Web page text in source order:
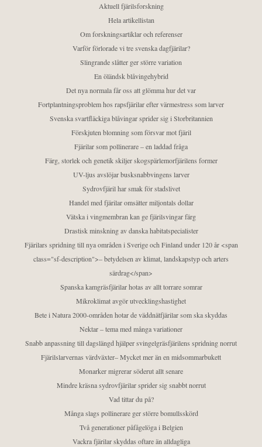
Aktuell fjärilsforskning
Hela artikellistan
Om forskningsartiklar och referenser
Varför förlorade vi tre svenska dagfjärilar?
Slingrande slåtter ger större variation
En öländsk blåvingehybrid
Det nya normala får oss att glömma hur det var
Fortplantningsproblem hos rapsfjärilar efter värmestress som larver
Svenska svartfläckiga blåvingar sprider sig i Storbritannien
Förskjuten blomning som försvar mot fjäril
Fjärilar som pollinerare – en laddad fråga
Färg, storlek och genetik skiljer skogspärlemorfjärilens former
UV-ljus avslöjar busksnabbvingens larver
Sydrovfjäril har smak för stadslivet
Handel med fjärilar omsätter miljontals dollar
Vätska i vingmembran kan ge fjärilsvingar färg
Drastisk minskning av danska habitatspecialister
Fjärilars spridning till nya områden i Sverige och Finland under 120 år <span
class="sf-description">– betydelsen av klimat, landskapstyp och arters
särdrag</span>
Spanska kamgräsfjärilar hotas av allt torrare somrar
Mikroklimat avgör utvecklingshastighet
Bete i Natura 2000-områden hotar de väddnätfjärilar som ska skyddas
Nektar – tema med många variationer
Snabb anpassning till dagslängd hjälper svingelgräsfjärilens spridning norrut
Fjärilslarvernas värdväxter– Mycket mer än en midsommarbukett
Monarker migrerar söderut allt senare
Mindre kräsna sydrovfjärilar sprider sig snabbt norrut
Vad tittar du på?
Många slags pollinerare ger större bomullsskörd
Två generationer påfågelöga i Belgien
Vackra fjärilar skyddas oftare än alldagliga